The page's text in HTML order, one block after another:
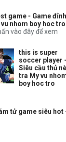
game - Game
nhom boy hoc tro
vào đây để xem
this is super
soccer player
Siêu cầu thủ
tra My vu
boy hoc tro
tử game siêu hot